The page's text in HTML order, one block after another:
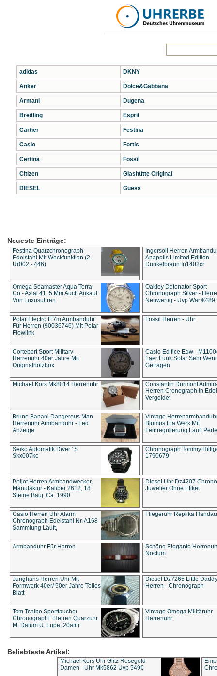
adidas
Anker
Armani
Breitling
Cartier
Casio
Certina
Citizen
DIESEL
DKNY
Dolce&Gabbana
Dugena
Esprit
Festina
Fortis
Fossil
Glashütte Original
Guess
Neueste Einträge:
Festina Quarzchronograph
Edelstahl Mit Weckfunktion (2.
Ur002 - 446)
Ingersoll Herren
Anapolis Limited Edition
Dunkelbraun In1402cr
Omega Seamaster Aqua Terra
Co - Axial 41. 5 Mm Auch Ankauf
Von Luxusuhren
Oakley Detonator Sport
Chronograph Silver -
Neuwertig - Uvp War €489
Polar Electro Ft7m Armbanduhr
Für Herren (90036746) Mit Polar
Flowlink
Fossil Herren - Uhr
Cortebert Sport Military
Herrenuhr 40er Jahre Mit
Originalholzbox
Casio Edifice Eqw -
1aer Funk Solar Sehr
Getragen
Michael Kors Mk8014 Herrenuhr
Constantin Durmont
Herren Cronograph In
Vergoldet
Bruno Banani Dangerous Man
Herrenuhr Armbanduhr - Led
Anzeige
Vintage
Blumus Eta Werk Mit
Feinregulierung Läuft
Seiko Automatik Diver ' S
Skx007kc
Chronograph Tommy
1790679
Poljot Herren Armbandwecker,
Manufaktur - Kaliber 2612, 18
Steine Bauj. Ca. 1990
Diesel Uhr Dz4207
Juwelier Ohne Etiket
Casio Herren Uhr Alarm
Chronograph Edelstahl Nr. A168
Sammlung Läuft,
Fliegeruhr Replika
Armbanduhr Für Herren
Schöne Elegante
Noctum
Junghans Herren Uhr Mit
Formwerk 40er/ 50er Jahre Tolles
Blatt
Diesel Dz7265 Little Daddy
Herren - Chronograph
Tcm Tchibo Sporttaucher
Chronograpf F. Herren Quarzuhr
M. Datum U. Lupe, 20atm
Vintage Omega Militäruhr
Herrenuhr
Beliebteste Artikel:
Michael Kors Uhr Glitz Rosegold
Damen - Uhr Mk5862 Uvp 549€